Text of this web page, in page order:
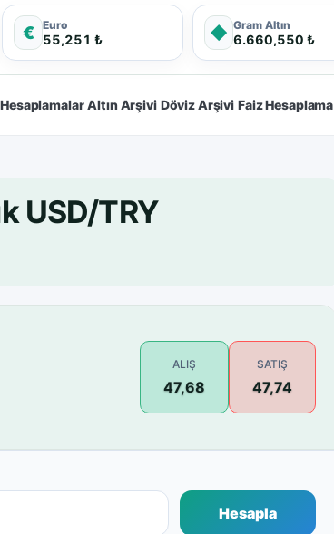
€ Euro
55,251 ₺ ◆ Gram Altın
6.660,550 ₺
Hesaplamalar Altın Arşivi Döviz Arşivi Faiz Hesaplama
USD/TRY
ALIŞ
47,68
SATIŞ
47,74
Hesapla